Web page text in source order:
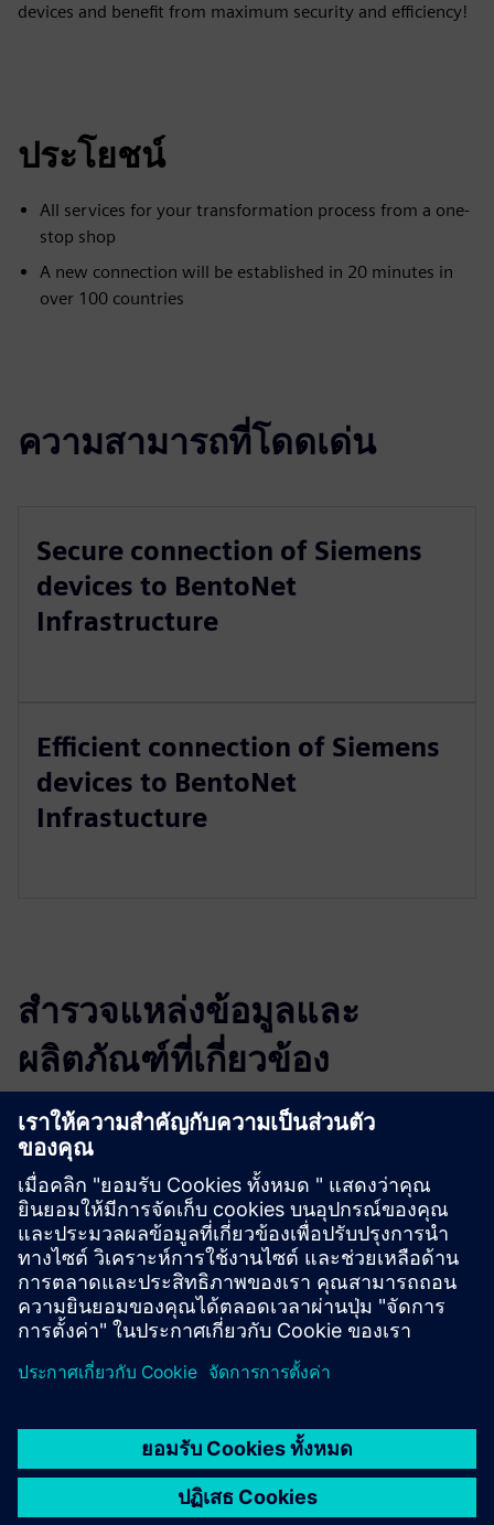
devices and benefit from maximum security and efficiency!
ประโยชน์
All services for your transformation process from a one-
stop shop
A new connection will be established in 20 minutes in
over 100 countries
ความสามารถที่โดดเด่น
Secure connection of Siemens
devices to BentoNet
Infrastructure
Efficient connection of Siemens
devices to BentoNet
Infrastucture
สำรวจแหล่งข้อมูลและ
ผลิตภัณฑ์ที่เกี่ยวข้อง
ข้อมูลและแหล่งข้อมูลเพิ่มเติม
BentoNet Website
เงื่อนไขเบื้องต้น
A NetConnect connection requires a BentoNet WorkDesk